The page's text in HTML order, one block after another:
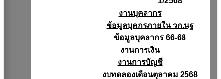
งานบุคลากร
ข้อมูลบุคกรภายใน วก.นฐ
ข้อมูลบุคลากร 66-68
งานการเงิน
งานการบัญชี
งบทดลองเดือนตุลาคม 2568